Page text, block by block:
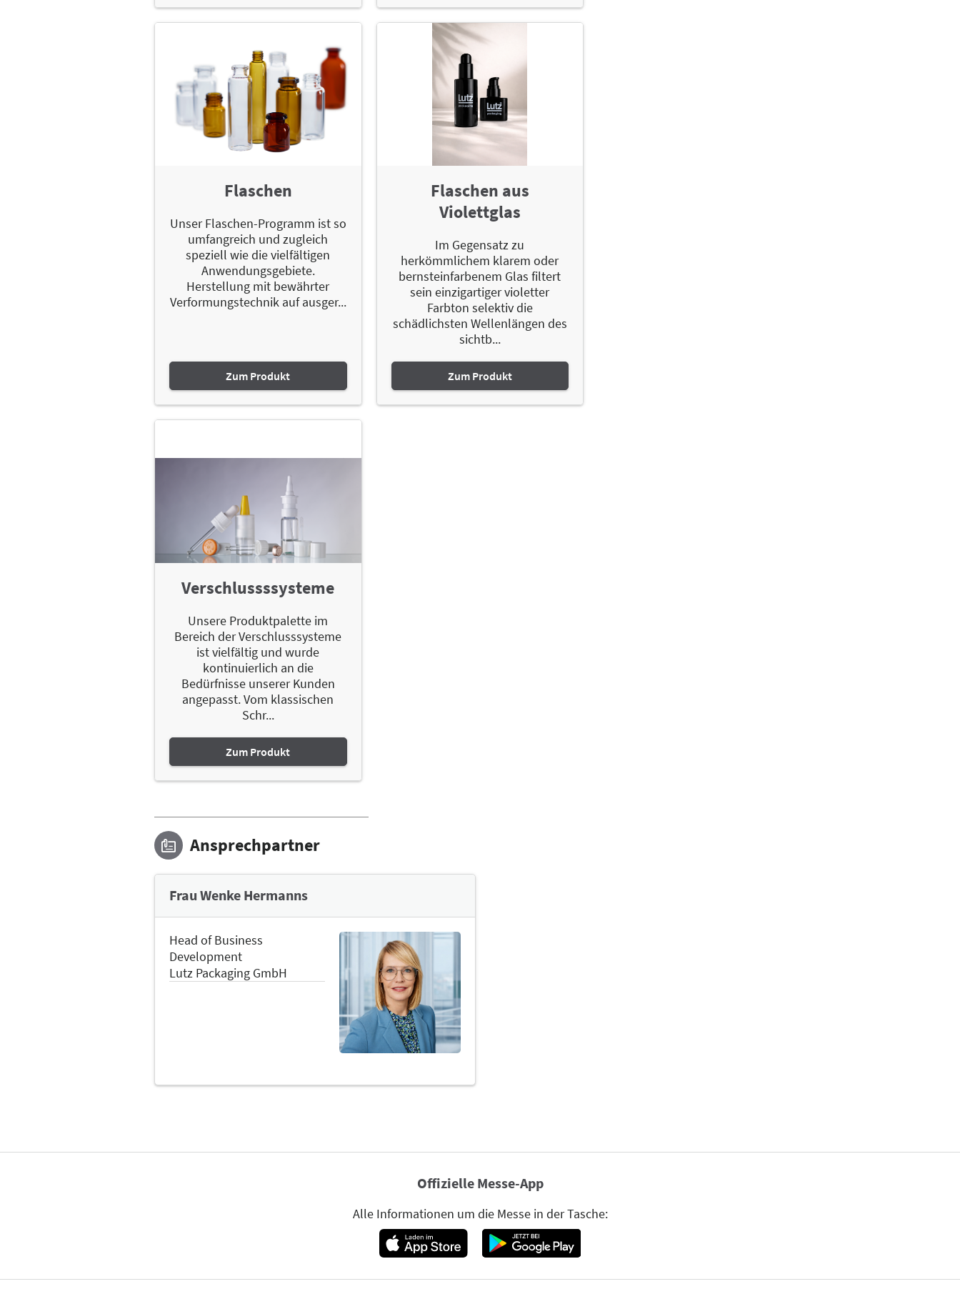
Flaschen
Unser Flaschen-Programm ist so
umfangreich und zugleich
speziell wie die vielfältigen
Anwendungsgebiete.
Herstellung mit bewährter
Verformungstechnik auf ausger...
Zum Produkt
Flaschen aus
Violettglas
Im Gegensatz zu
herkömmlichem klarem oder
bernsteinfarbenem Glas filtert
sein einzigartiger violetter
Farbton selektiv die
schädlichsten Wellenlängen des
sichtb...
Zum Produkt
Verschlussssysteme
Unsere Produktpalette im
Bereich der Verschlusssysteme
ist vielfältig und wurde
kontinuierlich an die
Bedürfnisse unserer Kunden
angepasst. Vom klassischen
Schr...
Zum Produkt
Ansprechpartner
Frau Wenke Hermanns
Head of Business
Development
Lutz Packaging GmbH
Offizielle Messe-App
Alle Informationen um die Messe in der Tasche: